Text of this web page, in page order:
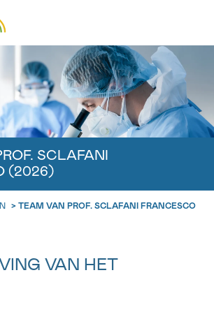
SCLAFANI
(2026)
> TEAM VAN PROF. SCLAFANI FRANCESCO
VAN HET